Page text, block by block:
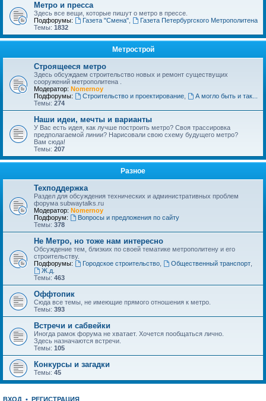
Метро и пресса
Здесь все вещи, которые пишут о метро в прессе.
Подфорумы:
Газета "Смена",
Газета Петербургского Метрополитена
Темы: 1832
Метрострой
Строящееся метро
Здесь обсуждаем строительство новых и ремонт существущих
сооружений метрополитена .
Модератор: Nomernoy
Подфорумы:
Строительство и проектирование,
А могло быть и так...
Темы: 274
Наши идеи, мечты и варианты
У Вас есть идея, как лучше построить метро? Своя трассировка
предполагаемой линии? Нарисовали свою схему будущего метро?
Вам сюда!
Темы: 207
Разное
Техподдержка
Раздел для обсуждения технических и административных проблем
форума subwaytalks.ru
Модератор: Nomernoy
Подфорум:
Вопросы и предложения по сайту
Темы: 378
Не Метро, но тоже нам интересно
Обсуждение тем, близких по своей тематике метрополитену и его
строительству.
Подфорумы:
Городское строительство, Общественный транспорт,
Ж.д.
Темы: 463
Оффтопик
Сюда все темы, не имеющие прямого отношения к метро.
Темы: 393
Встречи и сабвейки
Иногда рамок форума не хватает. Хочется пообщаться лично.
Здесь назначаются встречи.
Темы: 105
Конкурсы и загадки
Темы: 45
ВХОД • РЕГИСТРАЦИЯ